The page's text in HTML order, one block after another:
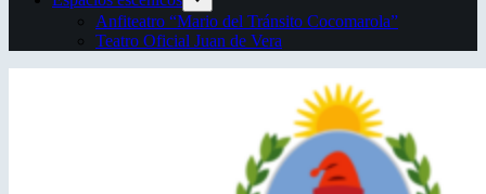
Anfiteatro “Mario del Tránsito Cocomarola”
Teatro Oficial Juan de Vera